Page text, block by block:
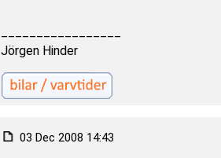
Jörgen Hinder
03 Dec 2008 14:43